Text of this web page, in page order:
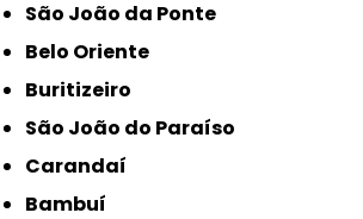
São João da Ponte
Belo Oriente
Buritizeiro
São João do Paraíso
Carandaí
Bambuí